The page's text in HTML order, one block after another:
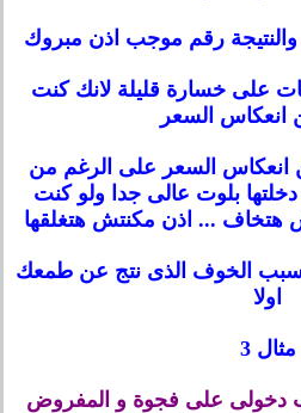
رقم موجب اذن مبروك
على خسارة قليلة لانك كنت
السعر
السعر على الرغم من
بلوت عالى جدا ولو كنت
هتخاف ... اذن مكنتش هتغلقها
الخوف الذى نتج عن طمعك
اولا
مثال 3
دخولى على فجوة و المفروض